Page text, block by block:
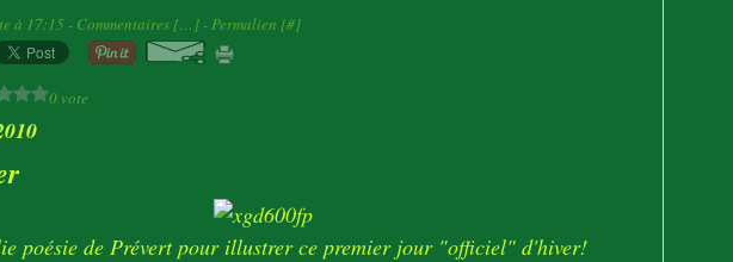
à 17:15 - Commentaires [… ] - Permalien [#]
0 vote
poésie de Prévert pour illustrer ce premier jour "officiel" d'hiver!